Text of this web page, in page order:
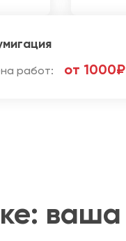
работ: от 1000₽
ваша